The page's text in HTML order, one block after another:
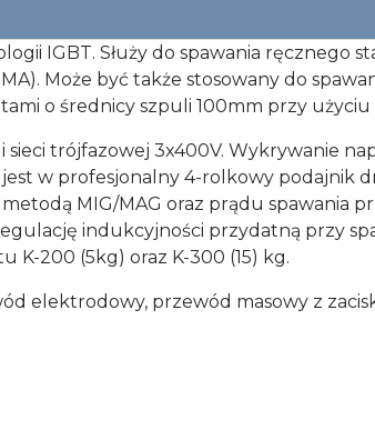
IGBT. Służy do spawania ręcznego
Może być także stosowany do
o średnicy szpuli 100mm przy
trójfazowej 3x400V. Wykrywanie
w profesjonalny 4-rolkowy podajnik
MIG/MAG oraz prądu spawania
indukcyjności przydatną przy
K-200 (5kg) oraz K-300 (15) kg.
elektrodowy, przewód masowy z